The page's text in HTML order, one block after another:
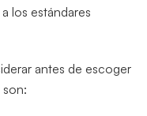
los estándares
antes de escoger